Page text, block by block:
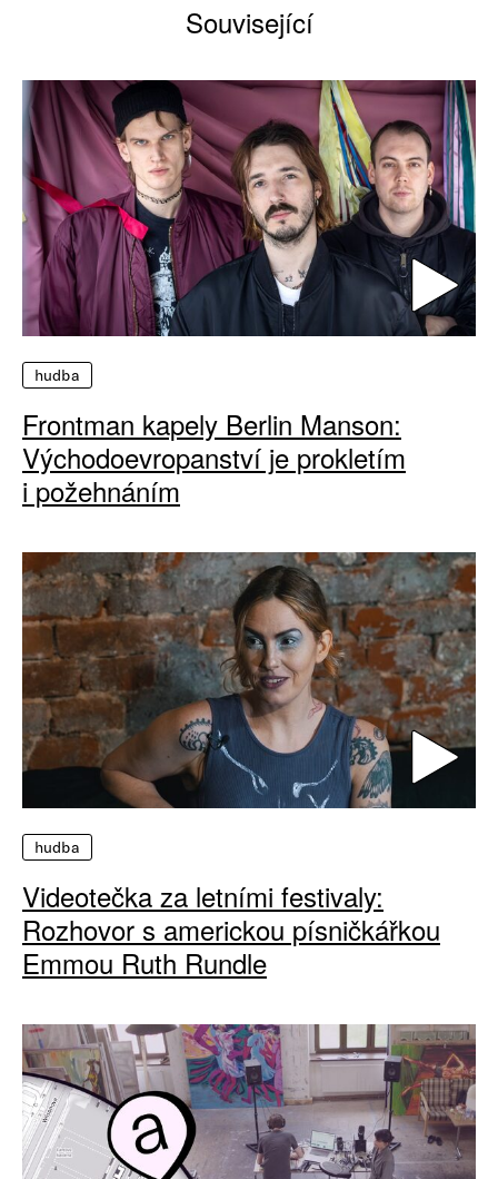
Související
hudba
Frontman kapely Berlin Manson:
Východoevropanství je prokletím
i požehnáním
hudba
Videotečka za letními festivaly:
Rozhovor s americkou písničkářkou
Emmou Ruth Rundle